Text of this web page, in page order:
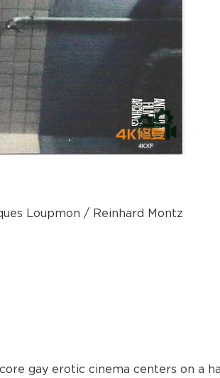
Loupmon / Reinhard Montz
gay erotic cinema centers on a